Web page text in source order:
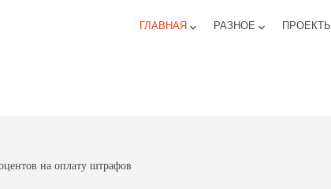
ГЛАВНАЯ keyboard_arrow_down РАЗНОЕ keyboard_arrow_down ПРОЕКТЫ
на оплату штрафов